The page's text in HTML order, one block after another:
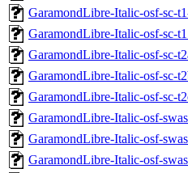
GaramondLibre-Italic-osf-sc-
GaramondLibre-Italic-osf-sc-
GaramondLibre-Italic-osf-sc-
GaramondLibre-Italic-osf-sc-
GaramondLibre-Italic-osf-sc-
GaramondLibre-Italic-osf-
GaramondLibre-Italic-osf-
GaramondLibre-Italic-osf-